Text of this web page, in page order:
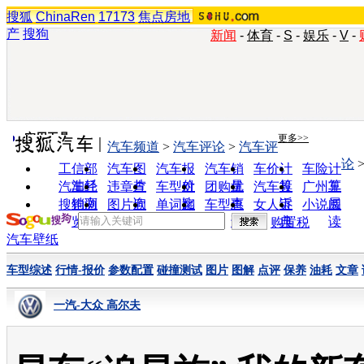
搜狐 ChinaRen 17173 焦点房地
产 搜狗 新闻 - 体育 - S - 娱乐 - V -
实用工具 更多>>
工信部
油耗
汽车图
片
汽车报
价
汽车销
量
车价计
算
车险计
算
汽车经
销商
违章查
询
车型对
比
团购优
惠
汽车投
诉
广州车
展
搜狗浏
览器
图片欣
赏
单词翻
车型查
询
女人宝
典
小说阅
读
汽车频道 > 汽车评论 > 汽车评
论
购置税
汽车壁纸
车型综述 行情-报价 参数配置 碰撞测试 图片 图解 点评 保养 油耗 文章
一汽-大众 高尔夫